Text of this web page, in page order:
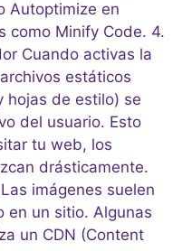
Autoptimize en
como Minify Code. 4.
Cuando activas la
estáticos
hojas de estilo) se
del usuario. Esto
tu web, los
drásticamente.
imágenes suelen
en un sitio. Algunas
un CDN (Content